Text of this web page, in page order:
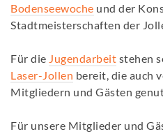
Bodenseewoche und der
Stadtmeisterschaften der
Für die Jugendarbeit stehen
Laser-Jollen bereit, die auch
Mitgliedern und Gästen
Für unsere Mitglieder und